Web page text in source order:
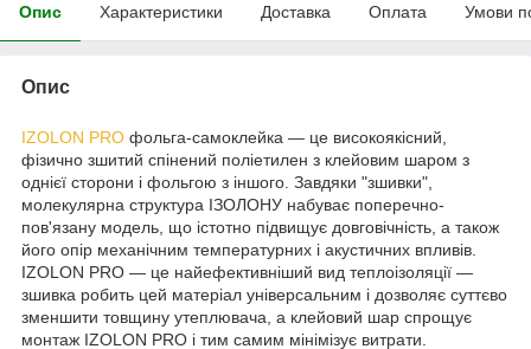
Опис Характеристики Доставка Оплата Умови
Опис
IZOLON PRO фольга-самоклейка ― це високоякісний,
фізично зшитий спінений поліетилен з клейовим шаром з
однієї сторони і фольгою з іншого. Завдяки "зшивки",
молекулярна структура ІЗОЛОНУ набуває поперечно-
пов'язану модель, що істотно підвищує довговічність, а також
його опір механічним температурних і акустичних впливів.
IZOLON PRO ― це найефективніший вид теплоізоляції ―
зшивка робить цей матеріал універсальним і дозволяє суттєво
зменшити товщину утеплювача, а клейовий шар спрощує
монтаж IZOLON PRO і тим самим мінімізує витрати.